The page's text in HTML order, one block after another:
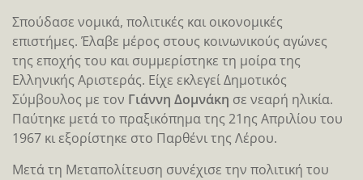
Σπούδασε νομικά, πολιτικές και οικονομικές
επιστήμες. Έλαβε μέρος στους κοινωνικούς αγώνες
της εποχής του και συμμερίστηκε τη μοίρα της
Ελληνικής Αριστεράς. Είχε εκλεγεί Δημοτικός
Σύμβουλος με τον Γιάννη Δομνάκη σε νεαρή ηλικία.
Παύτηκε μετά το πραξικόπημα της 21ης Απριλίου του
1967 κι εξορίστηκε στο Παρθένι της Λέρου.
Μετά τη Μεταπολίτευση συνέχισε την πολιτική του